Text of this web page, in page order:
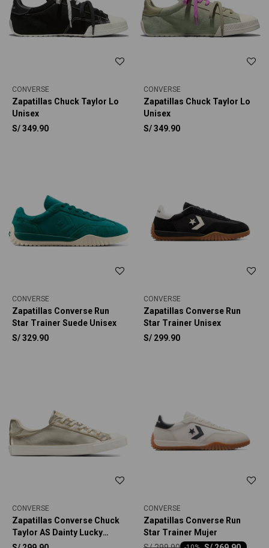
CONVERSE
Zapatillas Chuck Taylor Lo
Unisex
S/349.90
CONVERSE
Zapatillas Chuck Taylor Lo
Unisex
S/349.90
CONVERSE
Zapatillas Converse Run
Star Trainer Suede Unisex
S/329.90
CONVERSE
Zapatillas Converse Run
Star Trainer Unisex
S/ 299.90
CONVERSE
Zapatillas Converse Chuck
Taylor AS Dainty Lucky
Metallic Unisex
CONVERSE
Zapatillas Converse Run
Star Trainer Mujer